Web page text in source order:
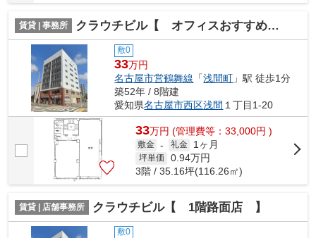
賃貸 | 事務所 クラウチビル【 オフィスおすすめ 】
敷0
33万円
名古屋市営鶴舞線 「浅間町 」駅 徒歩1分
築52年 / 8階建
愛知県名古屋市西区浅間 １丁目1-20
33万円 (管理費等：33,000円 )
敷金 - 礼金 1ヶ月
坪単価 0.94万円
3階 / 35.16坪(116.26㎡)
賃貸 | 店舗事務所 クラウチビル【 1階路面店 】
敷0